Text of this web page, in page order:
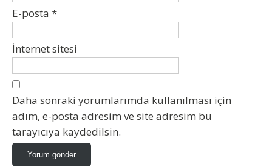
E-posta *
İnternet sitesi
Daha sonraki yorumlarımda kullanılması için
adım, e-posta adresim ve site adresim bu
tarayıcıya kaydedilsin.